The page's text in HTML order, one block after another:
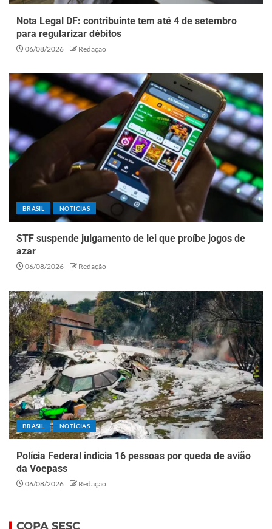
Nota Legal DF: contribuinte tem até 4 de setembro
para regularizar débitos
06/08/2026 Redação
BRASIL NOTÍCIAS
STF suspende julgamento de lei que proíbe jogos de
azar
06/08/2026 Redação
BRASIL NOTÍCIAS
Polícia Federal indicia 16 pessoas por queda de avião
da Voepass
06/08/2026 Redação
COPA SESC